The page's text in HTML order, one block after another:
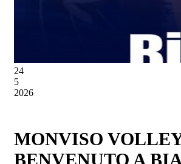
24
5
2026
MONVISO
BENVENUTO A